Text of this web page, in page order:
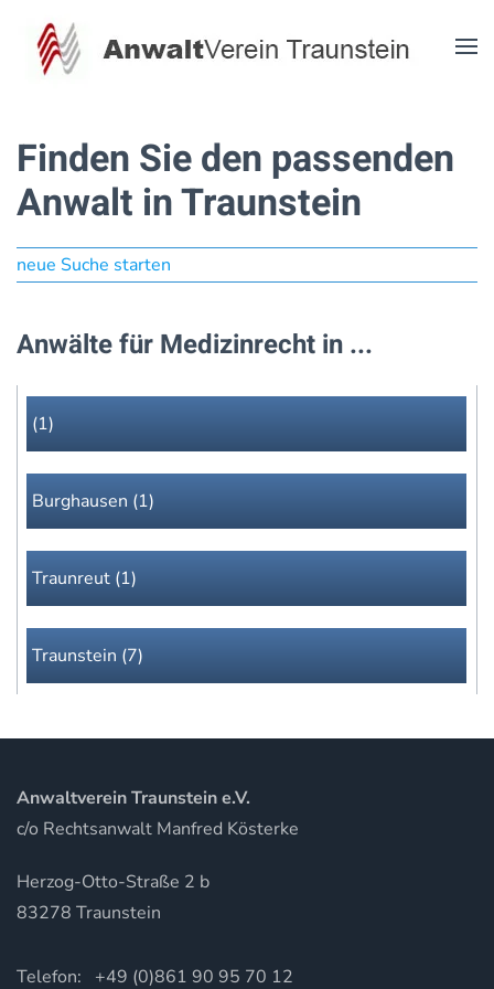
Zum Hauptinhalt springen
Finden Sie den passenden
Anwalt in Traunstein
neue Suche starten
Anwälte für Medizinrecht in ...
(1)
Burghausen (1)
Traunreut (1)
Traunstein (7)
Anwaltverein Traunstein e.V.
c/o Rechtsanwalt Manfred Kösterke
Herzog-Otto-Straße 2 b
83278 Traunstein
Telefon: +49 (0)861 90 95 70 12